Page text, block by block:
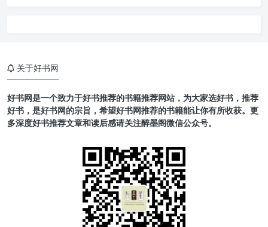
关于好书网
好书网是一个致力于好书推荐的书籍推荐网站，为大家选好书，推荐
好书，是好书网的宗旨，希望好书网推荐的书籍能让你有所收获。更
多深度好书推荐文章和读后感请关注醉墨阁微信公众号。